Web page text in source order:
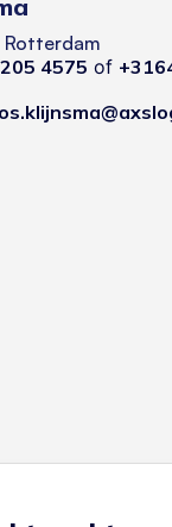
Rotterdam
4575 of